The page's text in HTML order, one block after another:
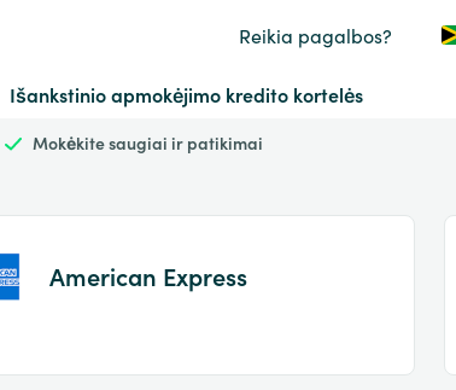
Reikia pagalbos?
Išankstinio apmokėjimo kredito kortelės
Mokėkite saugiai ir patikimai
American Express